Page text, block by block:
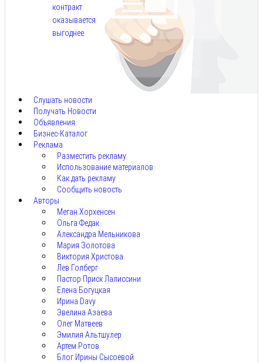
контракт
оказывается
выгоднее
Слушать новости
Получать Новости
Объявления
Бизнес-Каталог
Реклама
Разместить рекламу
Использование материалов
Как дать рекламу
Сообщить новость
Авторы
Меган Хорхенсен
Ольга Федак
Александра Мельникова
Мария Золотова
Виктория Христова
Лев Голберг
Пастор Приск Лалиссини
Елена Богуцкая
Ирина Davy
Эвелина Азаева
Олег Матвеев
Эмилия Альтшулер
Артем Ротов
Блог Ирины Сысоевой